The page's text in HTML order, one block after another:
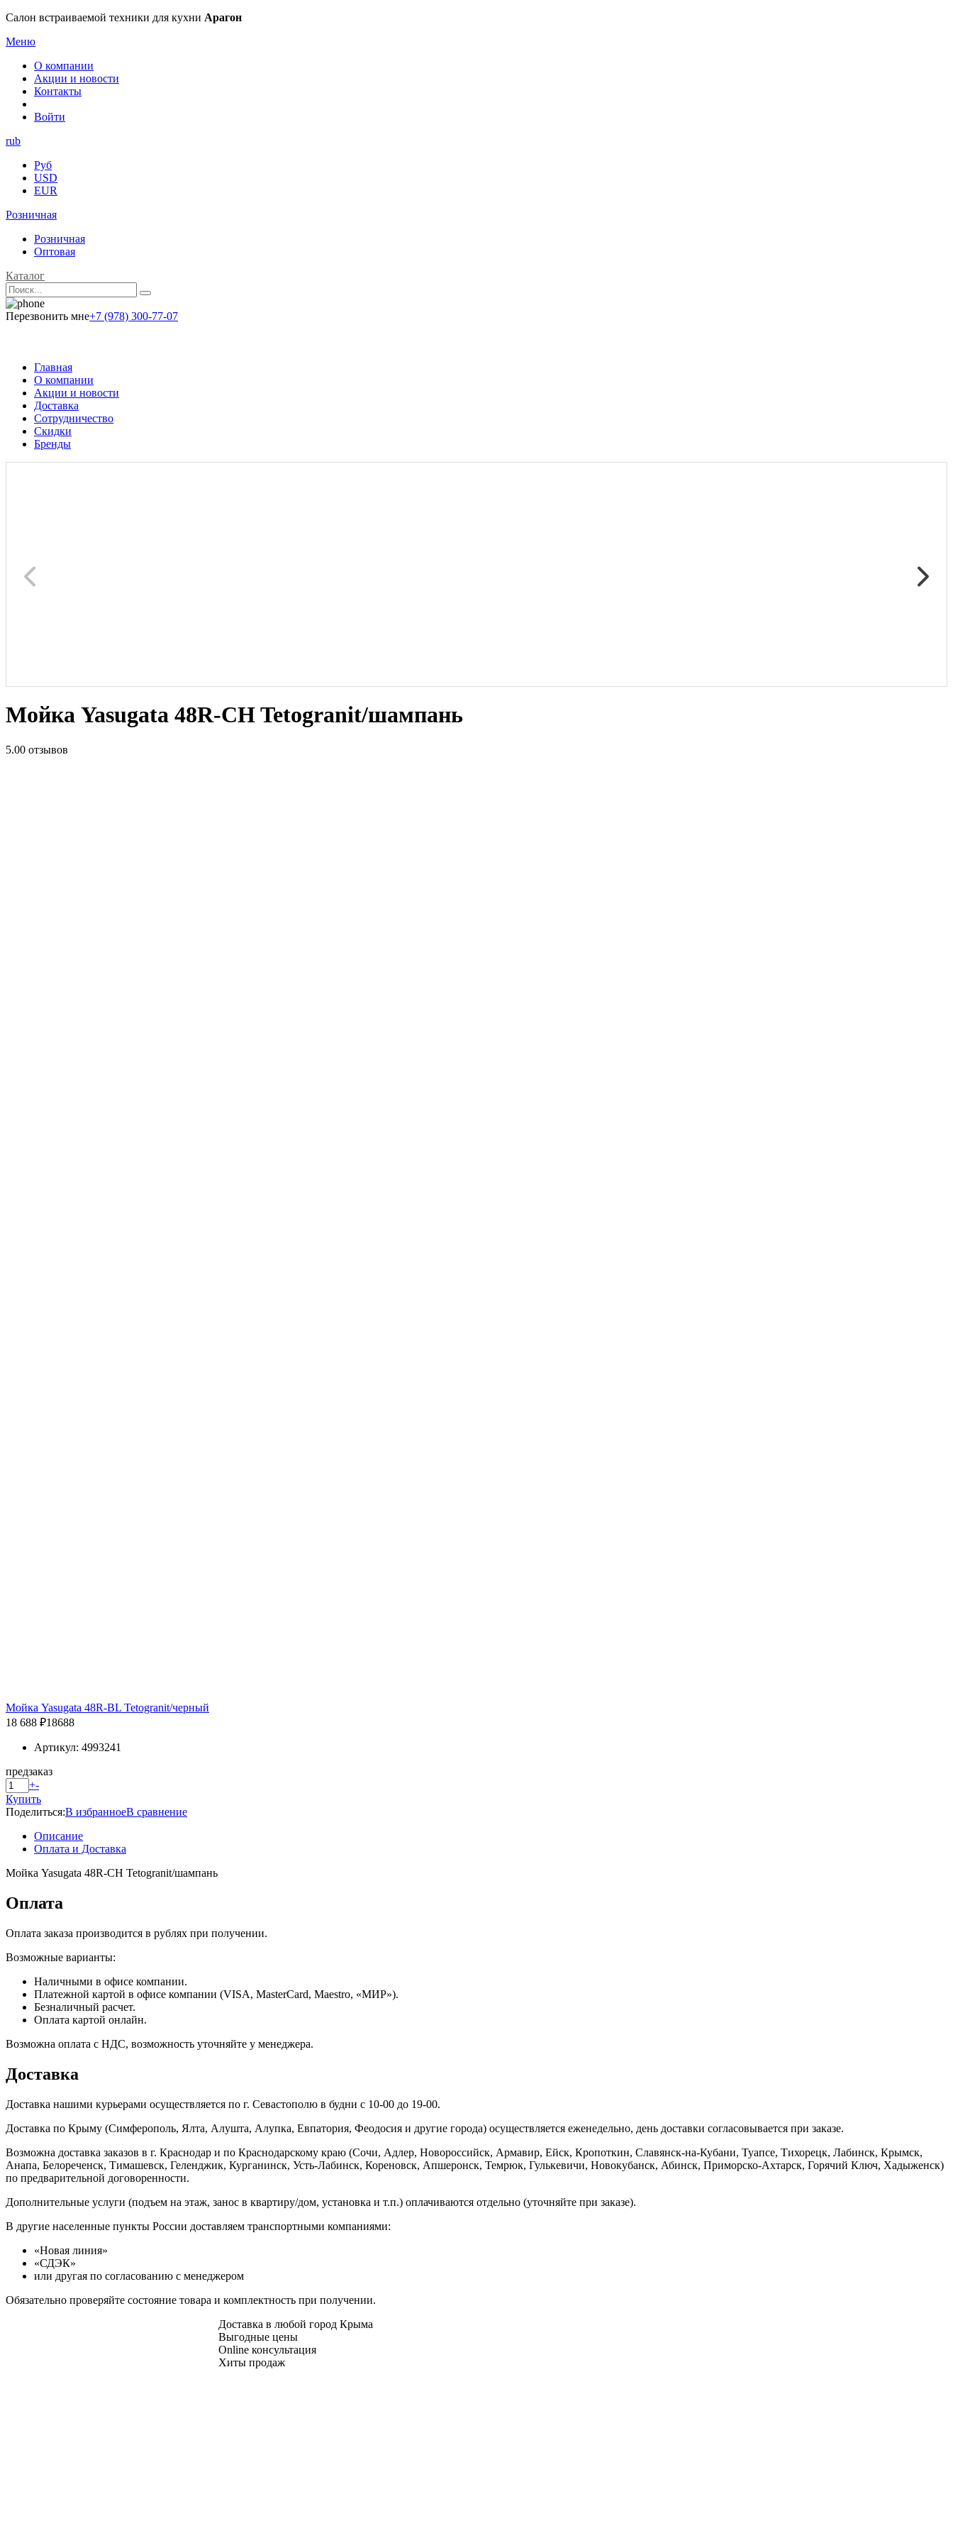
Салон встраиваемой техники для кухни Арагон
Меню
О компании
Акции и новости
Контакты
Войти
rub
Руб
USD
EUR
Розничная
Розничная
Оптовая
Каталог
Перезвонить мне+7 (978) 300-77-07
Главная
О компании
Акции и новости
Доставка
Сотрудничество
Скидки
Бренды
Мойка Yasugata 48R-CH Tetogranit/шампань
5.00 отзывов
Мойка Yasugata 48R-BL Tetogranit/черный
18 688 ₽18688
Артикул: 4993241
предзаказ
+-
Купить
Поделиться:В избранноеВ сравнение
Описание
Оплата и Доставка
Мойка Yasugata 48R-CH Tetogranit/шампань
Оплата
Оплата заказа производится в рублях при получении.
Возможные варианты:
Наличными в офисе компании.
Платежной картой в офисе компании (VISA, MasterCard, Maestro, «МИР»).
Безналичный расчет.
Оплата картой онлайн.
Возможна оплата с НДС, возможность уточняйте у менеджера.
Доставка
Доставка нашими курьерами осуществляется по г. Севастополю в будни с 10-00 до 19-00.
Доставка по Крыму (Симферополь, Ялта, Алушта, Алупка, Евпатория, Феодосия и другие города) осуществляется еженедельно, день доставки согласовывается при заказе.
Возможна доставка заказов в г. Краснодар и по Краснодарскому краю (Сочи, Адлер, Новороссийск, Армавир, Ейск, Кропоткин, Славянск-на-Кубани, Туапсе, Тихорецк, Лабинск, Крымск,
Анапа, Белореченск, Тимашевск, Геленджик, Курганинск, Усть-Лабинск, Кореновск, Апшеронск, Темрюк, Гулькевичи, Новокубанск, Абинск, Приморско-Ахтарск, Горячий Ключ, Хадыженск)
по предварительной договоренности.
Дополнительные услуги (подъем на этаж, занос в квартиру/дом, установка и т.п.) оплачиваются отдельно (уточняйте при заказе).
В другие населенные пункты России доставляем транспортными компаниями:
«Новая линия»
«СДЭК»
или другая по согласованию с менеджером
Обязательно проверяйте состояние товара и комплектность при получении.
Доставка в любой город Крыма
Выгодные цены
Online консультация
Хиты продаж